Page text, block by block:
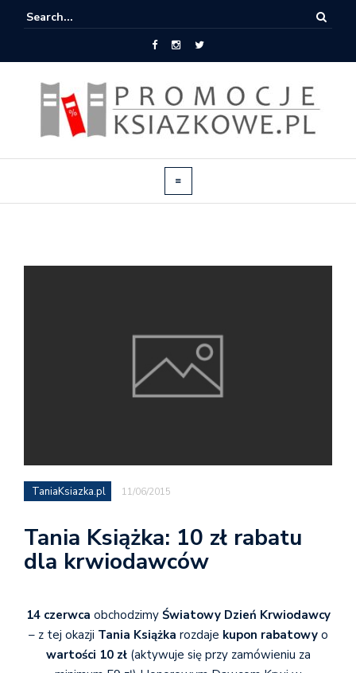
TaniaKsiazka.pl 11/06/2015
Tania Książka: 10 zł rabatu
dla krwiodawców
14 czerwca obchodzimy Światowy Dzień Krwiodawcy
– z tej okazji Tania Książka rozdaje kupon rabatowyo
wartości 10 zł (aktywuje się przy zamówieniu za